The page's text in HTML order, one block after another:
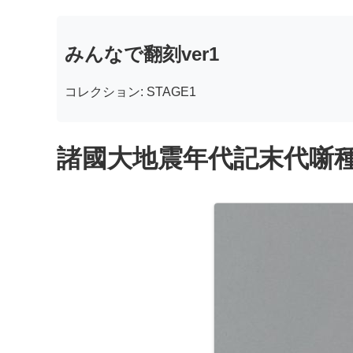
みんなで翻刻ver1
コレクション: STAGE1
諸國大地震年代記末代噺